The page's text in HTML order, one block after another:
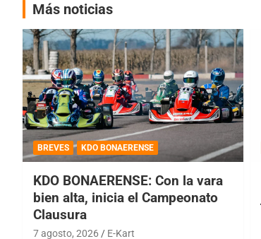
Más noticias
BREVES KDO BONAERENSE
KDO BONAERENSE: Con la vara
bien alta, inicia el Campeonato
Clausura
7 agosto, 2026 E-Kart